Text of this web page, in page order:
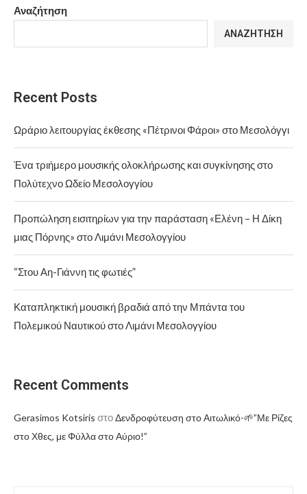
Αναζήτηση
ΑΝΑΖΉΤΗΣΗ
Recent Posts
Ωράριο λειτουργίας έκθεσης «Πέτρινοι Φάροι» στο Μεσολόγγι
Ένα τριήμερο μουσικής ολοκλήρωσης και συγκίνησης στο
Πολύτεχνο Ωδείο Μεσολογγίου
Προπώληση εισιτηρίων για την παράσταση «Ελένη – Η Δίκη
μιας Πόρνης» στο Λιμάνι Μεσολογγίου
“Στου Αη-Γιάννη τις φωτιές”
Καταπληκτική μουσική βραδιά από την Μπάντα του
Πολεμικού Ναυτικού στο Λιμάνι Μεσολογγίου
Recent Comments
Gerasimos Kotsiris στοΔενδροφύτευση στο Αιτωλικό-🌱”Με Ρίζες
στο Χθες, με Φύλλα στο Αύριο!”